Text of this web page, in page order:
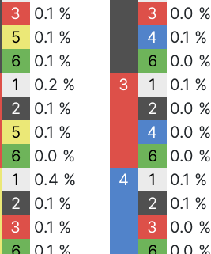
3
0.1 %
5
0.1 %
6
0.1 %
1
0.2 %
2
0.1 %
5
0.1 %
6
0.0 %
1
0.4 %
2
0.1 %
3
0.1 %
3
0.0 %
4
0.1 %
6
0.0 %
3
1
0.1 %
2
0.0 %
4
0.0 %
6
0.0 %
4
1
0.1 %
2
0.1 %
3
0.0 %